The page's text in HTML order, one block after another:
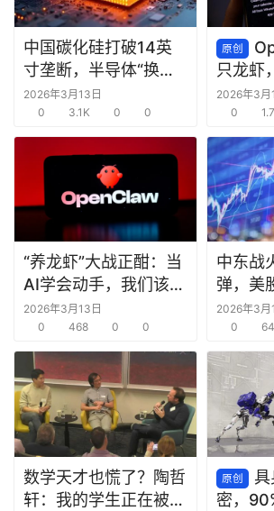
中国碳化硅打破14英
寸垄断，半导体“换道
超车”时机已至？
2026年3月13日
0
3.1K 0 0
原创
只龙虾
脑子
2026年3月
0
“养龙虾”大战正酣：当
AI学会动手，我们该欢
呼还是警惕？
2026年3月13日
0
468 0 0
中东战
弹，美
跌
2026年3月
0
数学天才也慌了？陶哲
轩：我的学生正在被
原创
密，